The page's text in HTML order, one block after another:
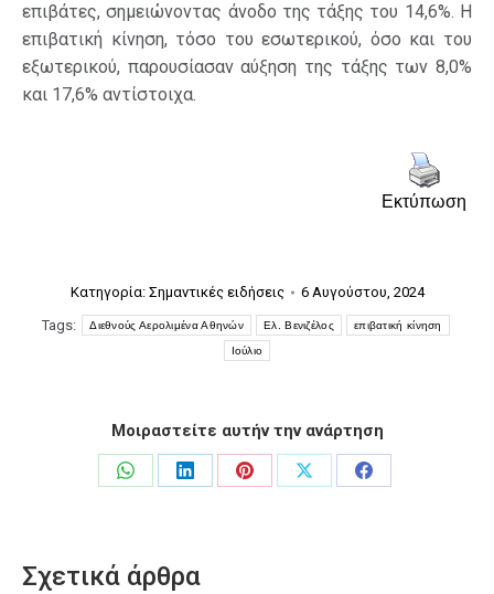
επιβάτες, σημειώνοντας άνοδο της τάξης του 14,6%. Η
επιβατική κίνηση, τόσο του εσωτερικού, όσο και του
εξωτερικού, παρουσίασαν αύξηση της τάξης των 8,0%
και 17,6% αντίστοιχα.
Εκτύπωση
Κατηγορία: Σημαντικές ειδήσεις
6 Αυγούστου, 2024
Tags:
Διεθνούς Αερολιμένα Αθηνών Ελ. Βενιζέλος επιβατική κίνηση
Ιούλιο
Μοιραστείτε αυτήν την ανάρτηση
Share
Share
Share
Share
Share
Σχετικά άρθρα